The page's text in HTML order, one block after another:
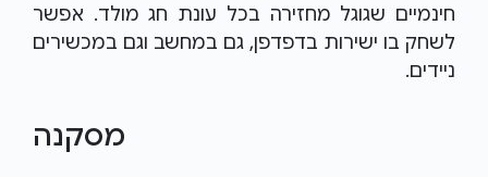
חינמיים שגוגל מחזירה בכל עונת חג מולד. אפשר
לשחק בו ישירות בדפדפן, גם במחשב וגם במכשירים
ניידים.
מסקנה